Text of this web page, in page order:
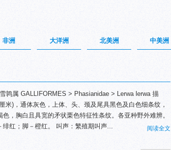
非洲 大洋洲 北美洲 中美洲
鹑属 GALLIFORMES > Phasianidae > Lerwa lerwa 描
米)，通体灰色，上体、头、颈及尾具黑色及白色细条纹，
，胸白且具宽的矛状栗色特征性条纹。各亚种野外难辨。
绯红；脚－橙红。 叫声：繁殖期叫声...
阅读全文